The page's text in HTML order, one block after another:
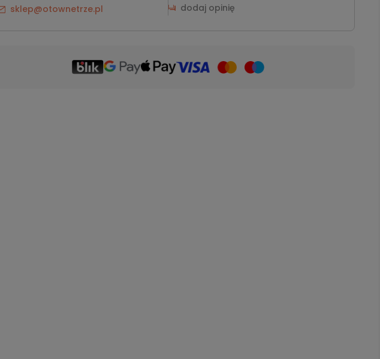
sklep@otownetrze.pl
dodaj opinię